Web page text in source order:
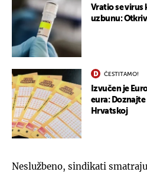
Vratio se virus
uzbunu:
ČESTITAMO!
Izvučen je
eura:
Hrvatskoj
Neslužbeno, sindikati